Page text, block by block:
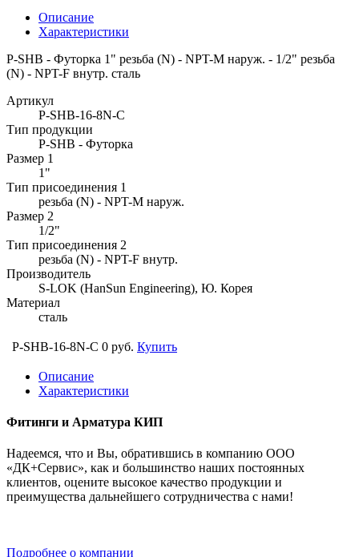
Описание
Характеристики
P-SHB - Футорка 1" резьба (N) - NPT-M наруж. - 1/2" резьба
(N) - NPT-F внутр. сталь
Артикул
P-SHB-16-8N-C
Тип продукции
P-SHB - Футорка
Размер 1
1"
Тип присоединения 1
резьба (N) - NPT-M наруж.
Размер 2
1/2"
Тип присоединения 2
резьба (N) - NPT-F внутр.
Производитель
S-LOK (HanSun Engineering), Ю. Корея
Материал
сталь
P-SHB-16-8N-C 0 руб. Купить
Описание
Характеристики
Фитинги и Арматура КИП
Надеемся, что и Вы, обратившись в компанию ООО
«ДК+Сервис», как и большинство наших постоянных
клиентов, оцените высокое качество продукции и
преимущества дальнейшего сотрудничества с нами!
Подробнее о компании